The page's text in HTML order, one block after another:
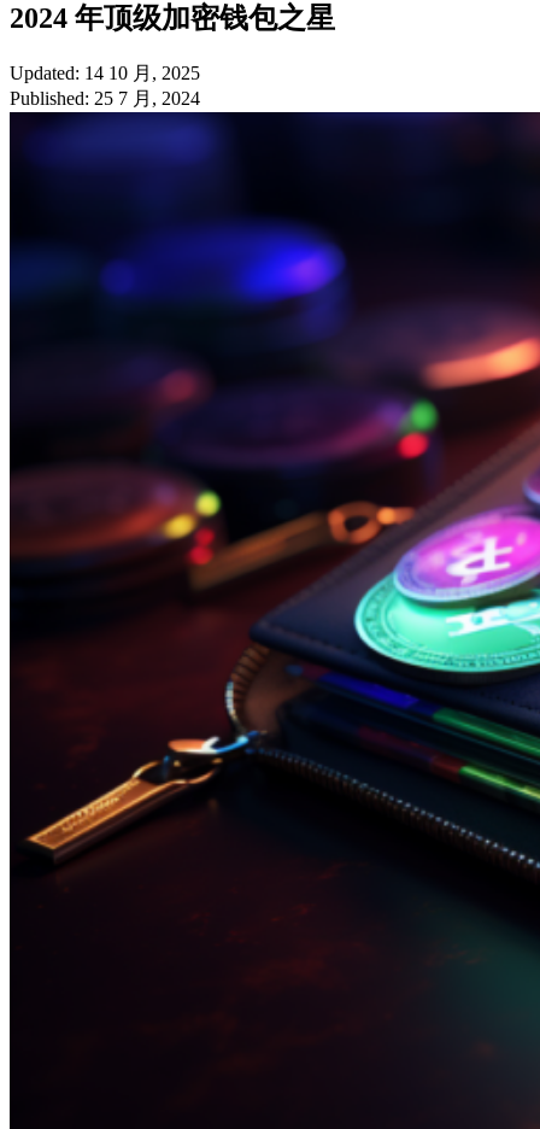
2024 年顶级加密钱包之星
Updated: 14 10 月, 2025
Published: 25 7 月, 2024